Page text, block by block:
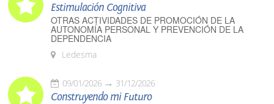
Estimulación Cognitiva
OTRAS ACTIVIDADES DE PROMOCIÓN DE LA
AUTONOMÍA PERSONAL Y PREVENCIÓN DE LA
DEPENDENCIA
Ledesma
09/01/2026 31/12/2026
Construyendo mi Futuro